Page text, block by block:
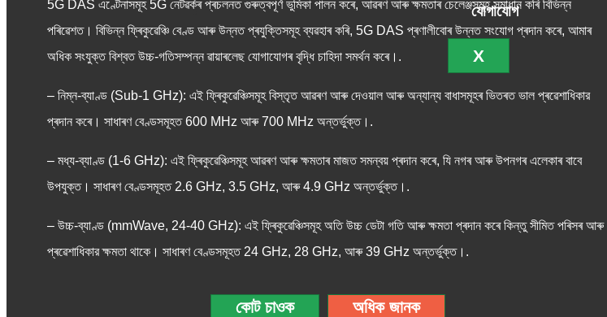
যোগাযোগ
X
5G DAS এণ্টেনাসমূহ 5G নেটৱৰ্কৰ প্ৰচলনত গুৰুত্বপূর্ণ ভুমিকা পালন কৰে, আৱৰণ আৰু ক্ষমতাৰ চেলেঞ্জসমূহ সমাধান কৰি বিভিন্ন
পৰিৱেশত। বিভিন্ন ফ্ৰিকুৱেঞ্চি বেণ্ড আৰু উন্নত প্ৰযুক্তিসমূহ ব্যৱহাৰ কৰি, 5G DAS প্ৰণালীবোৰ উন্নত সংযোগ প্ৰদান কৰে, আমাৰ
অধিক সংযুক্ত বিশ্বত উচ্চ-গতিসম্পন্ন ৱায়াৰলেছ যোগাযোগৰ বৃদ্ধি চাহিদা সমৰ্থন কৰে।.
– নিম্ন-ব্যাণ্ড (Sub-1 GHz): এই ফ্ৰিকুৱেঞ্চিসমূহ বিস্তৃত আৱৰণ আৰু দেওয়াল আৰু অন্যান্য বাধাসমূহৰ ভিতৰত ভাল প্ৰৱেশাধিকার
প্ৰদান কৰে। সাধাৰণ বেণ্ডসমূহত 600 MHz আৰু 700 MHz অন্তর্ভুক্ত।.
– মধ্য-ব্যাণ্ড (1-6 GHz): এই ফ্ৰিকুৱেঞ্চিসমূহ আৱৰণ আৰু ক্ষমতাৰ মাজত সমন্বয় প্ৰদান কৰে, যি নগৰ আৰু উপনগৰ এলেকাৰ বাবে
উপযুক্ত। সাধাৰণ বেণ্ডসমূহত 2.6 GHz, 3.5 GHz, আৰু 4.9 GHz অন্তর্ভুক্ত।.
– উচ্চ-ব্যাণ্ড (mmWave, 24-40 GHz): এই ফ্ৰিকুৱেঞ্চিসমূহ অতি উচ্চ ডেটা গতি আৰু ক্ষমতা প্ৰদান কৰে কিন্তু সীমিত পৰিসৰ আৰু
প্ৰৱেশাধিকার ক্ষমতা থাকে। সাধাৰণ বেণ্ডসমূহত 24 GHz, 28 GHz, আৰু 39 GHz অন্তর্ভুক্ত।.
কোট চাওক অধিক জানক